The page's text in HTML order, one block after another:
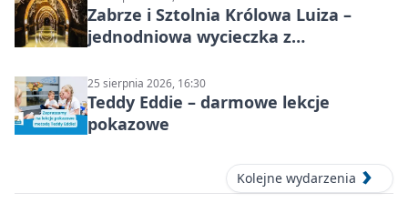
Zabrze i Sztolnia Królowa Luiza –
jednodniowa wycieczka z
miasta
25 sierpnia 2026, 16:30
Teddy Eddie – darmowe lekcje
pokazowe
Kolejne wydarzenia